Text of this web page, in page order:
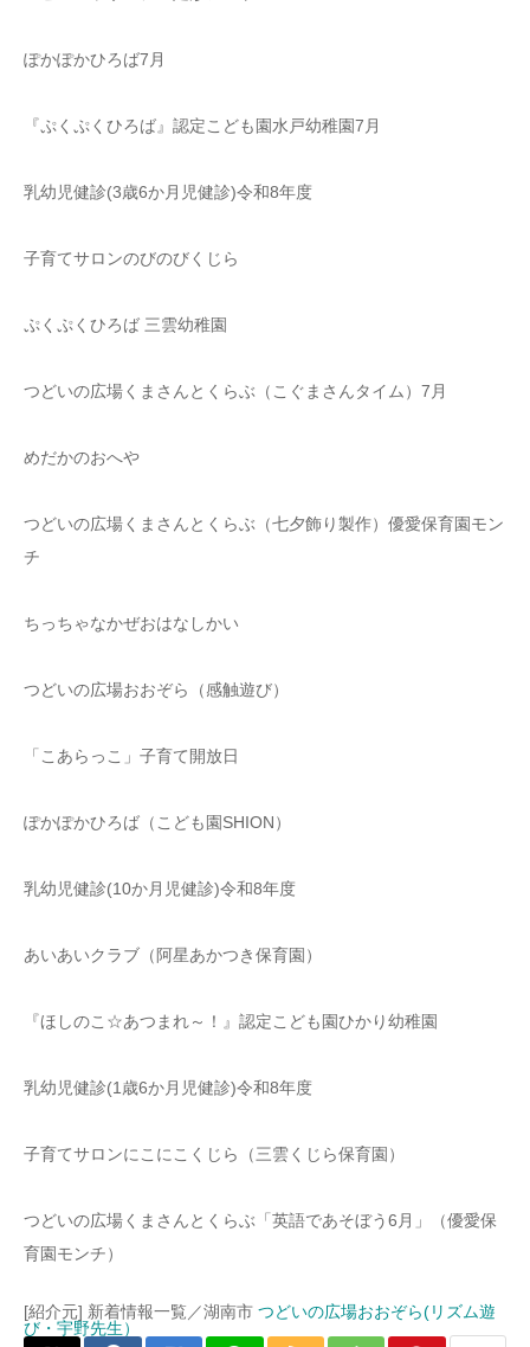
ぽかぽかひろば7月
『ぷくぷくひろば』認定こども園水戸幼稚園7月
乳幼児健診(3歳6か月児健診)令和8年度
子育てサロンのびのびくじら
ぷくぷくひろば 三雲幼稚園
つどいの広場くまさんとくらぶ（こぐまさんタイム）7月
めだかのおへや
つどいの広場くまさんとくらぶ（七夕飾り製作）優愛保育園モン
チ
ちっちゃなかぜおはなしかい
つどいの広場おおぞら（感触遊び）
「こあらっこ」子育て開放日
ぽかぽかひろば（こども園SHION）
乳幼児健診(10か月児健診)令和8年度
あいあいクラブ（阿星あかつき保育園）
『ほしのこ☆あつまれ～！』認定こども園ひかり幼稚園
乳幼児健診(1歳6か月児健診)令和8年度
子育てサロンにこにこくじら（三雲くじら保育園）
つどいの広場くまさんとくらぶ「英語であそぼう6月」（優愛保
育園モンチ）
[紹介元] 新着情報一覧／湖南市 つどいの広場おおぞら(リズム遊
び・宇野先生）